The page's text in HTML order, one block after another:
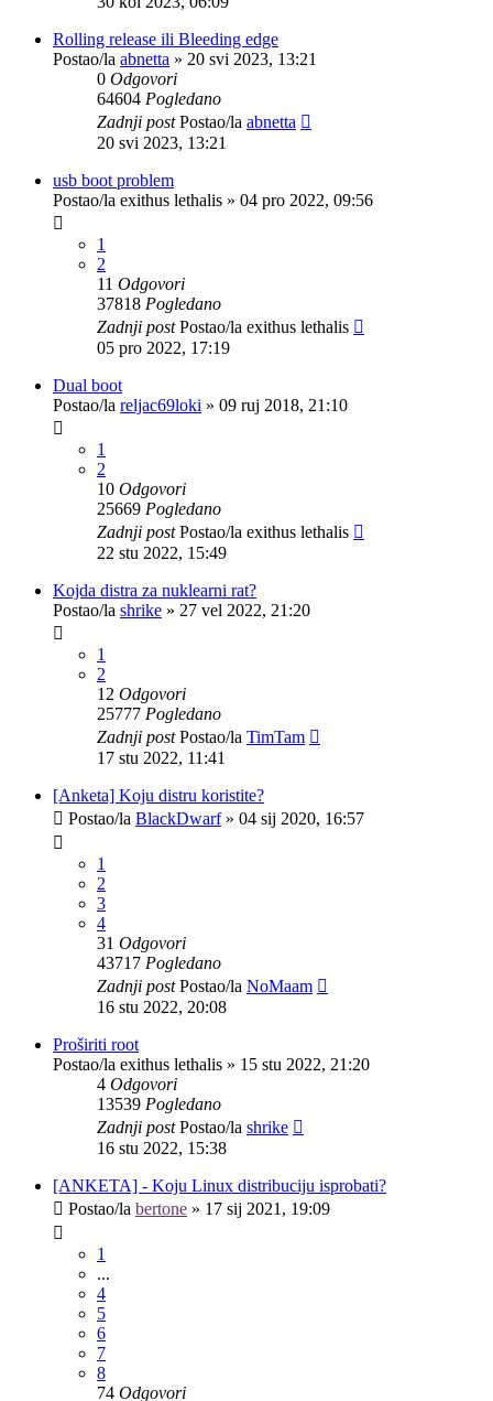
Rolling release ili Bleeding edge
Postao/la abnetta » 20 svi 2023, 13:21
0 Odgovori
64604 Pogledano
Zadnji postPostao/la abnetta
20 svi 2023, 13:21
usb boot problem
Postao/la exithus lethalis » 04 pro 2022, 09:56
1
2
11 Odgovori
37818 Pogledano
Zadnji postPostao/la exithus lethalis
05 pro 2022, 17:19
Dual boot
Postao/la reljac69loki » 09 ruj 2018, 21:10
1
2
10 Odgovori
25669 Pogledano
Zadnji postPostao/la exithus lethalis
22 stu 2022, 15:49
Kojda distra za nuklearni rat?
Postao/la shrike » 27 vel 2022, 21:20
1
2
12 Odgovori
25777 Pogledano
Zadnji postPostao/la TimTam
17 stu 2022, 11:41
[Anketa] Koju distru koristite?
Postao/la BlackDwarf» 04 sij 2020, 16:57
1
2
3
4
31 Odgovori
43717 Pogledano
Zadnji postPostao/la NoMaam
16 stu 2022, 20:08
Proširiti root
Postao/la exithus lethalis » 15 stu 2022, 21:20
4 Odgovori
13539 Pogledano
Zadnji postPostao/la shrike
16 stu 2022, 15:38
[ANKETA] - Koju Linux distribuciju isprobati?
Postao/la bertone » 17 sij 2021, 19:09
1
...
4
5
6
7
8
74 Odgovori